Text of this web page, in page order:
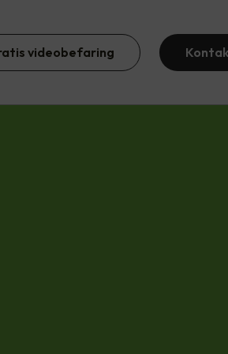
videobefaring